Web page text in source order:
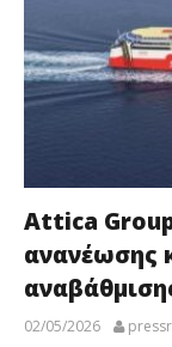
Attica
ανανέωσης
02/05/2026